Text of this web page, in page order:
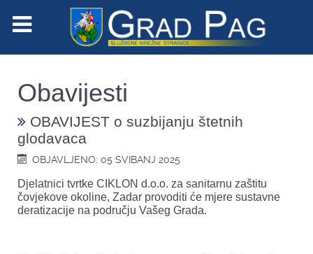
Obavijesti
OBAVIJEST o suzbijanju štetnih
glodavaca
OBJAVLJENO: 05 SVIBANJ 2025
Djelatnici tvrtke CIKLON d.o.o. za sanitarnu zaštitu
čovjekove okoline, Zadar provoditi će mjere sustavne
deratizacije na području Vašeg Grada.